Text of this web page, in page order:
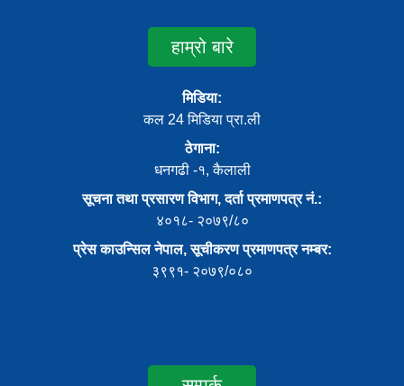
हाम्रो बारे
मिडिया:
कल 24 मिडिया प्रा.ली
ठेगाना:
धनगढी -१, कैलाली
सूचना तथा प्रसारण विभाग, दर्ता प्रमाणपत्र नं.:
४०१८- २०७९/८०
प्रेस काउन्सिल नेपाल, सूचीकरण प्रमाणपत्र नम्बर:
३९९१- २०७९/०८०